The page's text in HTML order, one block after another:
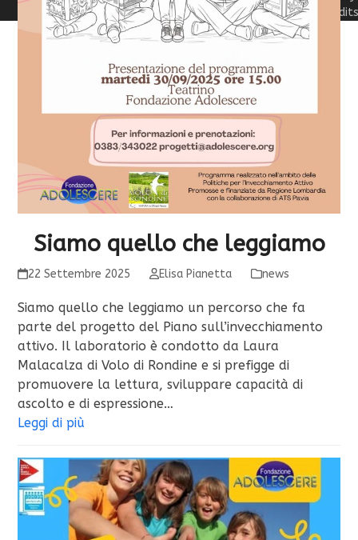
Siamo quello che leggiamo
22 Settembre 2025 Elisa Pianetta news
Siamo quello che leggiamo un percorso che fa
parte del progetto del Piano sull’invecchiamento
attivo. Il laboratorio è condotto da Laura
Malacalza di Volo di Rondine e si prefigge di
promuovere la lettura, sviluppare capacità di
ascolto e di espressione…
Leggi di più
Credits